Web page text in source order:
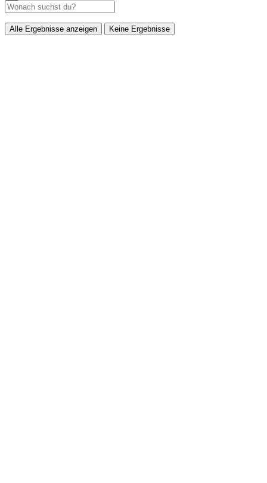
Alle Ergebnisse anzeigen Keine Ergebnisse